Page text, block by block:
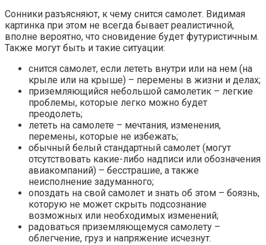
Сонники разъясняют, к чему снится самолет. Видимая
картинка при этом не всегда бывает реалистичной,
вполне вероятно, что сновидение будет футуристичным.
Также могут быть и такие ситуации:
снится самолет, если лететь внутри или на нем (на
крыле или на крыше) – перемены в жизни и делах;
приземляющийся небольшой самолетик – легкие
проблемы, которые легко можно будет
преодолеть;
лететь на самолете – мечтания, изменения,
перемены, которые не избежать;
обычный белый стандартный самолет (могут
отсутствовать какие-либо надписи или обозначения
авиакомпаний) – бесстрашие, а также
неисполнение задуманного;
опоздать на свой самолет и знать об этом – боязнь,
которую не может скрыть подсознание
возможных или необходимых изменений;
радоваться приземляющемуся самолету –
облегчение, груз и напряжение исчезнут.